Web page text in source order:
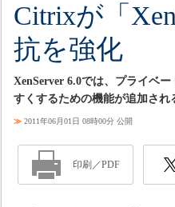
ネットワーク
システム運用管理
情報
Citrixが「
抗を強化
XenServer 6.0では、プライベ
すくするための機能が追加され
≫ 2011年06月01日 08時00分 公開
印刷／PDF